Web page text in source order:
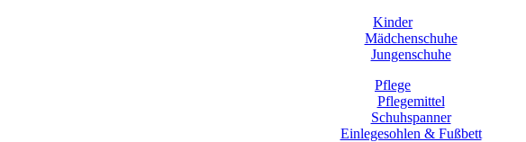
Kinder
Mädchenschuhe
Jungenschuhe
Pflege
Pflegemittel
Schuhspanner
Einlegesohlen & Fußbett